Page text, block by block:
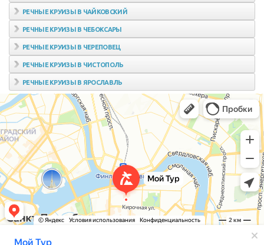
РЕЧНЫЕ КРУИЗЫ В ЧАЙКОВСКИЙ
РЕЧНЫЕ КРУИЗЫ В ЧЕБОКСАРЫ
РЕЧНЫЕ КРУИЗЫ В ЧЕРЕПОВЕЦ
РЕЧНЫЕ КРУИЗЫ В ЧИСТОПОЛЬ
РЕЧНЫЕ КРУИЗЫ В ЯРОСЛАВЛЬ